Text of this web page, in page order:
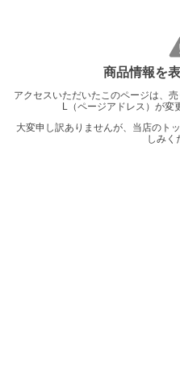
商品情報を
アクセスいただいたこのページは、
L（ページアドレス）が変
大変申し訳ありませんが、当店のト
しみく